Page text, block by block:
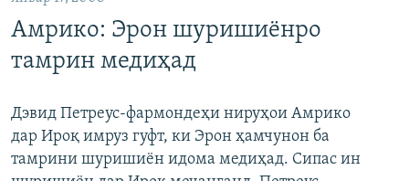
Ҷаҳиш
ба
феҳристи
Ҷаҳиш
ба
ҷустор
ҶОМЕА
ҚАЗИЯИ "КРОКУС"
ОСИЁИ МАРКАЗӢ
ФАРҲАНГ
МЕҲМОНИ ОЗОДӢ
РӮЗГОРИ МУҲОҶИР
САЛОМ, ХОҲАР
ТАҲҚИҚОТ
ҶАНГ ДАР УКРАИНА
НАЗАРИ МАРДУМ
БЛОГИСТОН
ЧАНДРАСОНАӢ
Амрико: Эрон шуришиёнро
тамрин медиҳад
Дэвид Петреус-фармондеҳи нируҳои Амрико
дар Ироқ имруз гуфт, ки Эрон ҳамчунон ба
тамрини шуришиён идома медиҳад. Сипас ин